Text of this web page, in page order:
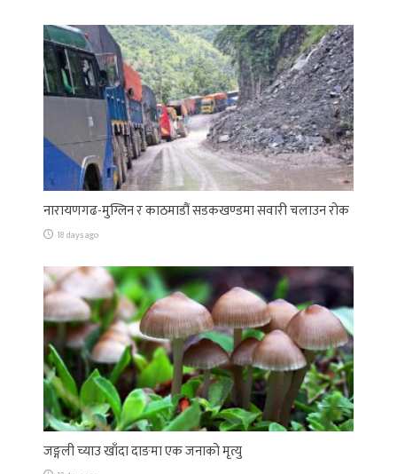
नारायणगढ-मुग्लिन र काठमाडौं सडकखण्डमा सवारी चलाउन रोक
18 days ago
जङ्गली च्याउ खाँदा दाङमा एक जनाको मृत्यु